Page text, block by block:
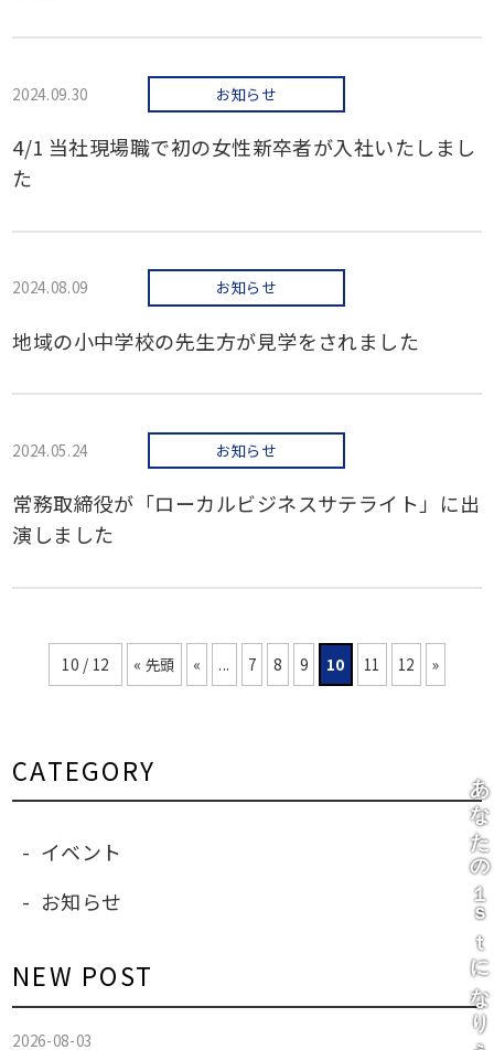
あなたの１ｓｔになりうる会社
2024.09.30 お知らせ
4/1 当社現場職で初の女性新卒者が入社いたしまし
た
2024.08.09 お知らせ
地域の小中学校の先生方が見学をされました
2024.05.24 お知らせ
常務取締役が「ローカルビジネスサテライト」に出
演しました
10 / 12 « 先頭 « ... 7 8 9 10 11 12 »
CATEGORY
イベント
お知らせ
NEW POST
2026-08-03